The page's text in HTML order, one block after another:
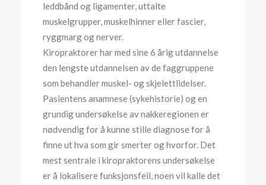
leddbånd og ligamenter, uttalte
muskelgrupper, muskelhinner eller fascier,
ryggmarg og nerver.
Kiropraktorer har med sine 6 årig utdannelse
den lengste utdannelsen av de faggruppene
som behandler muskel- og skjelettlidelser.
Pasientens anamnese (sykehistorie) og en
grundig undersøkelse av nakkeregionen er
nødvendig for å kunne stille diagnose for å
finne ut hva som gir smerter og hvorfor. Det
mest sentrale i kiropraktorens undersøkelse
er å lokalisere funksjonsfeil, noen vil kalle det